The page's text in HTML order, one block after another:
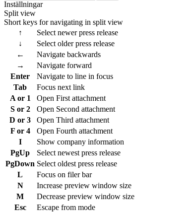
Inställningar
Split view
Short keys for navigating in split view
↑
Select newer press release
↓
Select older press release
←
Navigate backwards
→
Navigate forward
Enter
Navigate to line in focus
Tab
Focus next link
A or 1
Open First attachment
S or 2
Open Second attachment
D or 3
Open Third attachment
F or 4
Open Fourth attachment
I
Show company information
PgUp
Select newest press release
PgDown Select oldest press release
L
Focus on filer bar
N
Increase preview window size
M
Decrease preview window size
Esc
Escape from mode